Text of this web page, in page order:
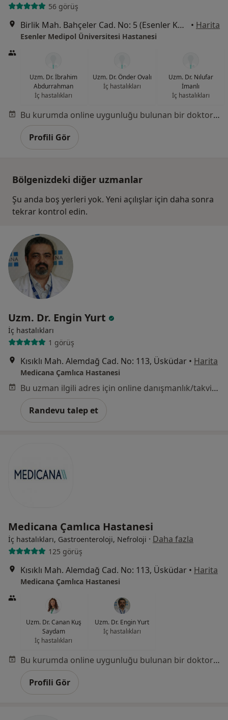
56 görüş
Birlik Mah. Bahçeler Cad. No: 5 (Esenler Kültür Merkezi Karşısı), Esenler • Harita
Esenler Medipol Üniversitesi Hastanesi
Uzm. Dr. İbrahim
Abdurrahman
İç hastalıkları
Uzm. Dr. Önder Ovalı
İç hastalıkları
Uzm. Dr. Nılufar
İmanlı
İç hastalıkları
Bu kurumda online uygunluğu bulunan bir doktor veya uzman bulunamadı
Profili Gör
Bölgenizdeki diğer uzmanlar
Şu anda boş yerleri yok. Yeni açılışlar için daha sonra
tekrar kontrol edin.
Uzm. Dr. Engin Yurt
İç hastalıkları
1 görüş
Kısıklı Mah. Alemdağ Cad. No: 113, Üsküdar • Harita
Medicana Çamlıca Hastanesi
Bu uzman ilgili adres için online danışmanlık/takvim sunmuyor.
Randevu talep et
Medicana Çamlıca Hastanesi
İç hastalıkları, Gastroenteroloji, Nefroloji · Daha fazla
125 görüş
Kısıklı Mah. Alemdağ Cad. No: 113, Üsküdar • Harita
Medicana Çamlıca Hastanesi
Uzm. Dr. Canan Kuş
Saydam
İç hastalıkları
Uzm. Dr. Engin Yurt
İç hastalıkları
Bu kurumda online uygunluğu bulunan bir doktor veya uzman bulunamadı
Profili Gör